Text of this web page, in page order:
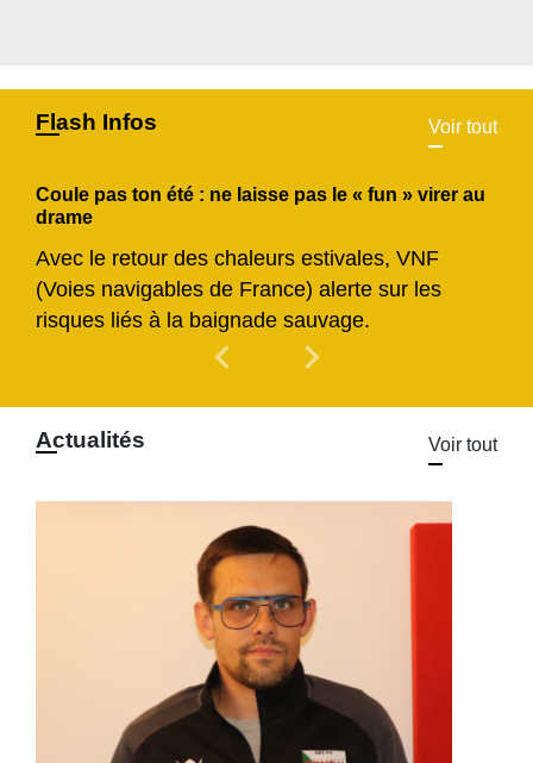
Flash Infos Voir tout
Coule pas ton été : ne laisse pas le « fun » virer au
drame
Avec le retour des chaleurs estivales, VNF
(Voies navigables de France) alerte sur les
risques liés à la baignade sauvage.
chevron_left Previous
chevron_right
Actualités Voir tout